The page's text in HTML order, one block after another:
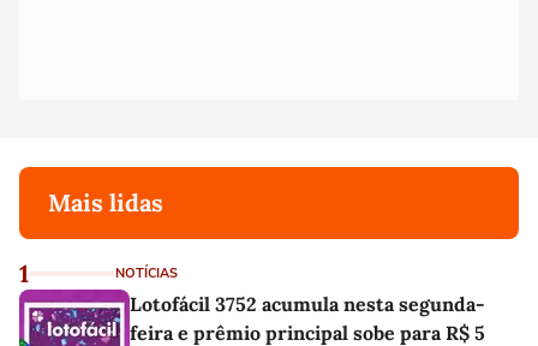
Mais lidas
1 NOTÍCIAS
Lotofácil 3752 acumula nesta segunda-
feira e prêmio principal sobe para R$ 5